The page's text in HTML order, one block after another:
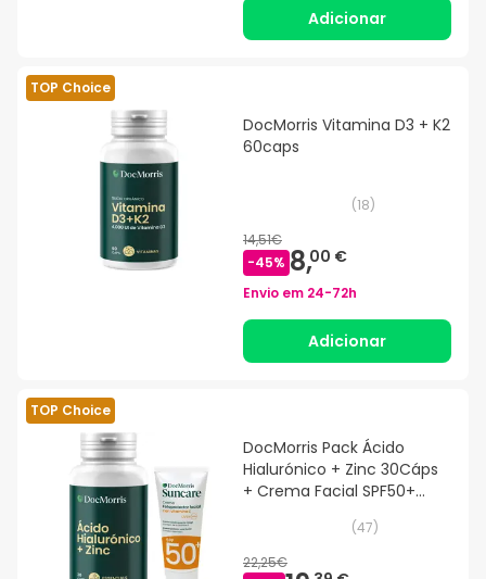
Adicionar
TOP Choice
DocMorris Vitamina D3 + K2
60caps
(18)
14,51€
-45% 8,00 €
Envio em 24-72h
Adicionar
TOP Choice
DocMorris Pack Ácido
Hialurónico + Zinc 30Cáps
+ Crema Facial SPF50+
(47)
22,25€